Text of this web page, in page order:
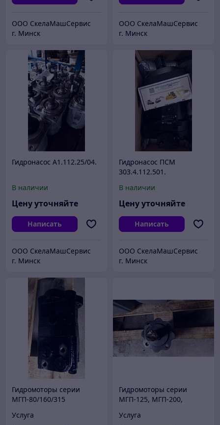
ООО СкелаМашСервис
г. Минск
ООО СкелаМашСервис
г. Минск
Гидронасос А1.112.25/04.
В наличии
Цену уточняйте
Написать
ООО СкелаМашСервис
г. Минск
Гидронасос ПСМ
303.4.112.501.
В наличии
Цену уточняйте
Написать
ООО СкелаМашСервис
г. Минск
Гидромоторы серии
МГП-80/160/315
Услуга
Гидромоторы серии
МГП-125, МГП-200,
Услуга